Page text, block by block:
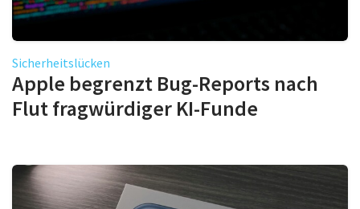
Sicherheitslücken
Apple begrenzt Bug-Reports nach
Flut fragwürdiger KI-Funde